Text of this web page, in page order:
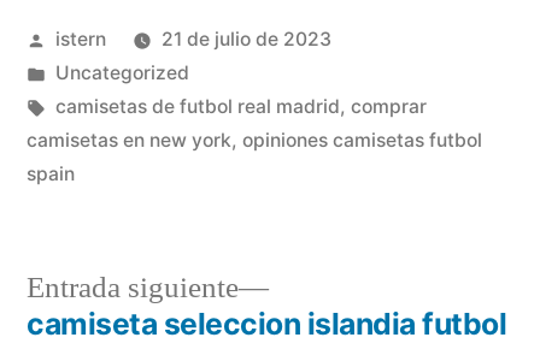
Publicado
por
istern
21 de julio de 2023
Publicado
en
Uncategorized
Etiquetas:
camisetas de futbol real madrid, comprar
camisetas en new york, opiniones camisetas futbol
spain
Entrada siguiente
Entrada
siguiente:
camiseta seleccion islandia futbol